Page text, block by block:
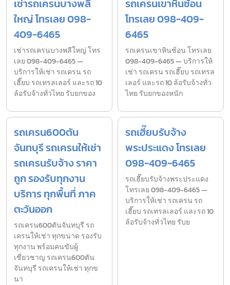
เช่ารถเครนบางพลี
ใหญ่ โทรเลย 098-
409-6465
เช่ารถเครนบางพลีใหญ่ โทร
เลย 098-409-6465 —
บริการให้เช่า รถเครน รถ
เฮี๊ยบ รถเทรลเลอร์ และรถ 10
ล้อรับจ้างทั่วไทย รับยกของ
รถเครนเขาหินซ้อน
โทรเลย 098-409-
6465
รถเครนเขาหินซ้อน โทรเลย
098-409-6465 — บริการให้
เช่า รถเครน รถเฮี๊ยบ รถเทรล
เลอร์ และรถ 10 ล้อรับจ้างทั่ว
ไทย รับยกของหนัก
รถเครน600ตัน
จันทบุรี รถเครนให้เช่า
รถเครนรับจ้าง ราคา
ถูก รองรับทุกงาน
บริการ ทุกพื้นที่ ภาค
ตะวันออก
รถเครน600ตันจันทบุรี รถ
เครนให้เช่า ทุกขนาด รองรับ
ทุกงาน พร้อมคนขับผู้
เชี่ยวชาญ รถเครน600ตัน
จันทบุรี รถเครนให้เช่า ทุกข
นา
รถเฮี๊ยบรับจ้าง
พระประแดง โทรเลย
098-409-6465
รถเฮี๊ยบรับจ้างพระประแดง
โทรเลย 098-409-6465 —
บริการให้เช่า รถเครน รถ
เฮี๊ยบ รถเทรลเลอร์ และรถ 10
ล้อรับจ้างทั่วไทย รับย